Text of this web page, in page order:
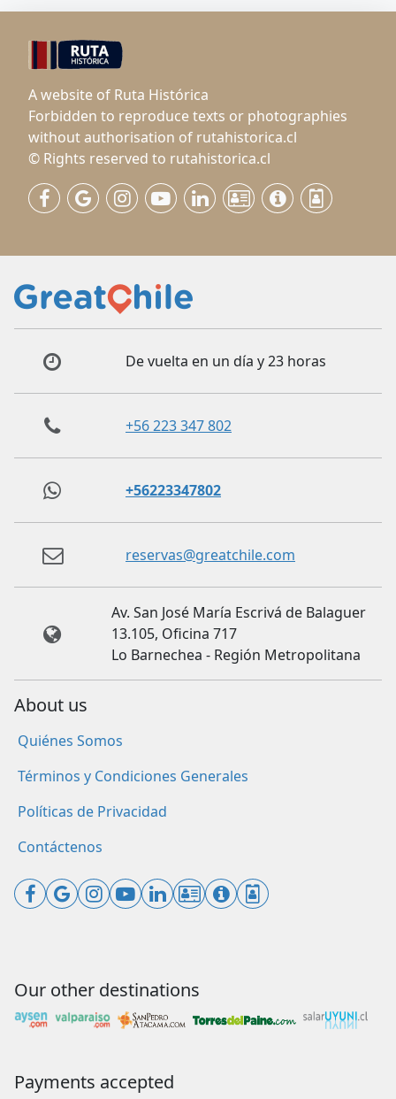
A website of Ruta Histórica
Forbidden to reproduce texts or photographies
without authorisation of rutahistorica.cl
© Rights reserved to rutahistorica.cl
De vuelta en un día y 23 horas
+56 223 347 802
+56223347802
reservas@greatchile.com
Av. San José María Escrivá de Balaguer
13.105, Oficina 717
Lo Barnechea - Región Metropolitana
About us
Quiénes Somos
Términos y Condiciones Generales
Políticas de Privacidad
Contáctenos
Our other destinations
Payments accepted